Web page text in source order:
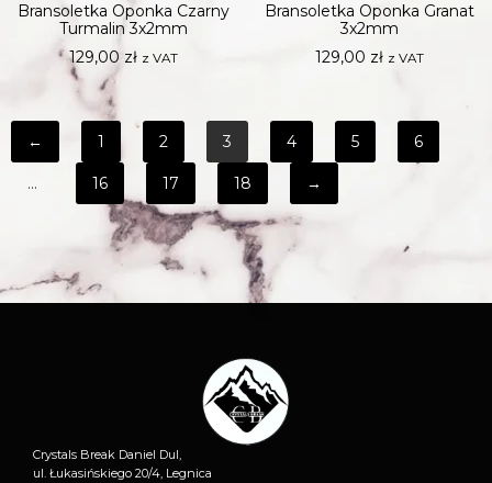
Bransoletka Oponka Czarny
Turmalin 3x2mm
129,00 zł z VAT
Bransoletka Oponka Granat
3x2mm
129,00 zł z VAT
← 1 2 3 4 5 6
… 16 17 18 →
Crystals Break Daniel Dul,
ul. Łukasińskiego 20/4, Legnica